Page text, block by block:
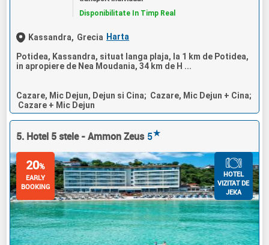
Disponibilitate In Timp Real
Kassandra, Grecia Harta
Potidea, Kassandra, situat langa plaja, la 1 km de Potidea,
in apropiere de Nea Moudania, 34 km de H ...
Cazare, Mic Dejun, Dejun si Cina; Cazare, Mic Dejun + Cina;
Cazare + Mic Dejun
5. Hotel 5 stele - Ammon Zeus 5★
20%
EARLY
BOOKING
HOTEL
VIZITAT DE
JEKA